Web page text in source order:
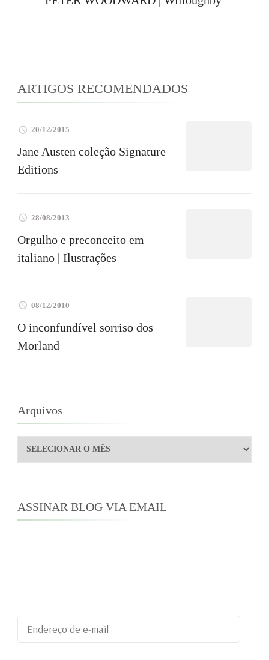
ARTIGOS RECOMENDADOS
20/12/2015
Jane Austen coleção Signature
Editions
28/08/2013
Orgulho e preconceito em
italiano | Ilustrações
08/12/2010
O inconfundível sorriso dos
Morland
Arquivos
Arquivos
ASSINAR BLOG VIA EMAIL
Endereço
de